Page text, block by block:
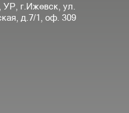
г.Ижевск, ул.
д.7/1, оф. 309